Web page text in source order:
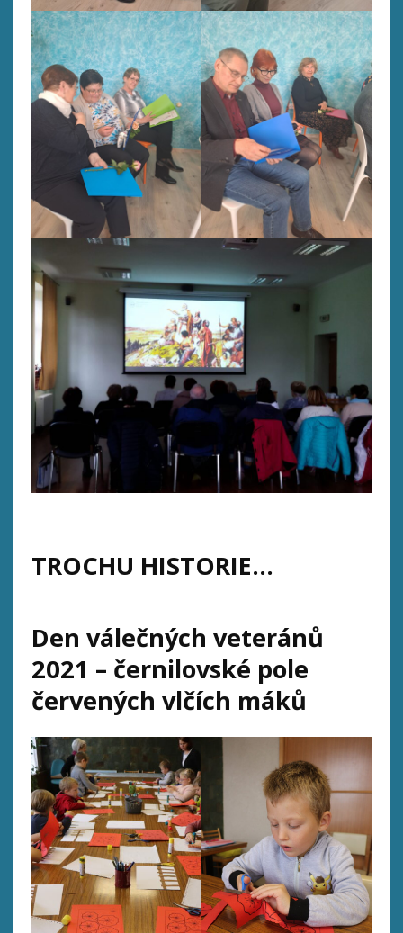
TROCHU HISTORIE…
Den válečných veteránů
2021 – černilovské pole
červených vlčích máků